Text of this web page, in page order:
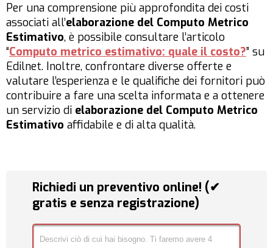
Per una comprensione più approfondita dei costi
associati all’elaborazione del Computo Metrico
Estimativo, è possibile consultare l’articolo
“Computo metrico estimativo: quale il costo?” su
Edilnet. Inoltre, confrontare diverse offerte e
valutare l’esperienza e le qualifiche dei fornitori può
contribuire a fare una scelta informata e a ottenere
un servizio di elaborazione del Computo Metrico
Estimativo affidabile e di alta qualità.
Richiedi un preventivo online! (✔
gratis e senza registrazione)